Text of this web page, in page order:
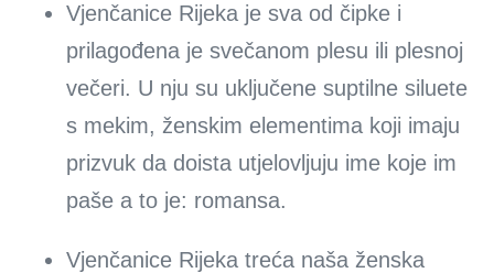
Vjenčanice Rijeka je sva od čipke i
prilagođena je svečanom plesu ili plesnoj
večeri. U nju su uključene suptilne siluete
s mekim, ženskim elementima koji imaju
prizvuk da doista utjelovljuju ime koje im
paše a to je: romansa.
Vjenčanice Rijeka treća naša ženska